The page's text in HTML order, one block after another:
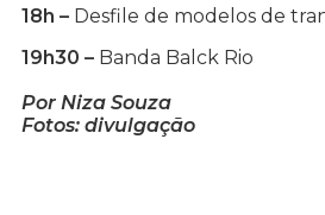
18h – Desfile de modelos de
19h30 – Banda Balck Rio
Por Niza Souza
Fotos: divulgação